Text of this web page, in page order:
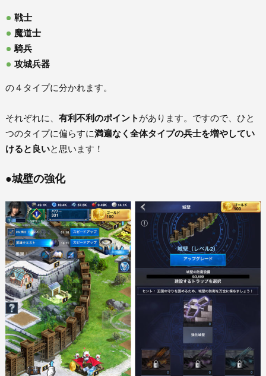
戦士
魔道士
騎兵
攻城兵器
の４タイプに分かれます。
それぞれに、 有利不利のポイント があります。ですので、ひと
つのタイプに偏らすに満遍なく全体タイプの兵士を増やしてい
けると良いと思います！
●城壁の強化